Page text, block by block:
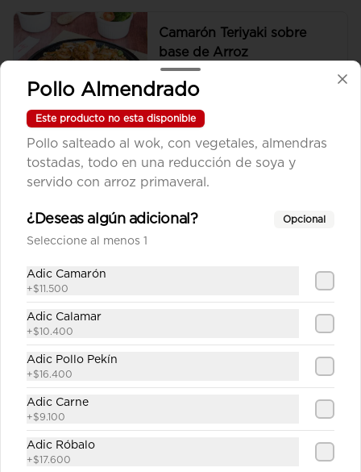
Camarón Teriyaki sobre
base de Arroz
Camarones salteados en salsa
teriyaki servidos sobre una base de
arroz frito sencillo.
$47.100
Camarón Teriyaki sobre
Camarones salteados en salsa
de Arroz
Julianas de carne de res salteadas en
salsa teriyaki servidas en  una base
de arroz frito sencillo.
Pollo Almendrado
Este producto no esta disponible
Pollo salteado al wok, con vegetales, almendras
tostadas, todo en una reducción de soya y
servido con arroz primaveral.
¿Deseas algún adicional? Opcional
Seleccione al menos 1
Adic Camarón
+$11.500
Adic Calamar
+$10.400
Adic Pollo Pekín
+$16.400
Adic Carne
+$9.100
Adic Róbalo
+$17.600